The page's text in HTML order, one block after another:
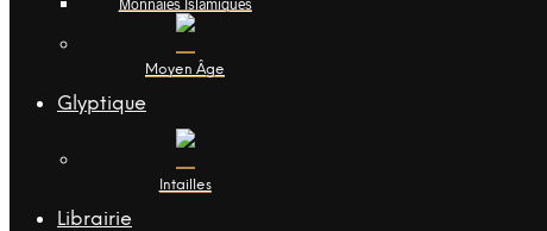
Monnaies Islamiques
Moyen Âge
Glyptique
Intailles
Librairie